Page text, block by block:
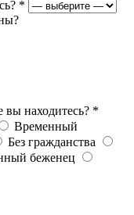
*
вы находитесь? *
Временный
Без гражданства
беженец